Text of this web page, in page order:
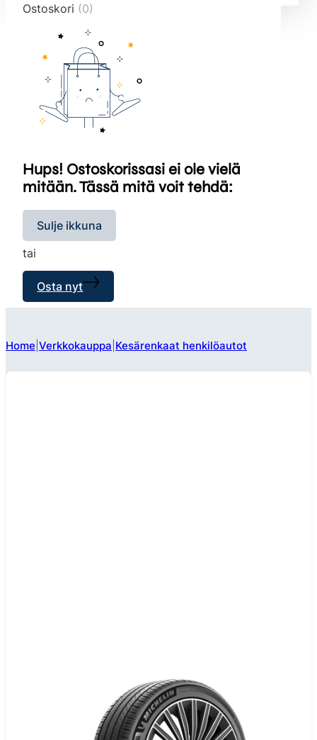
Ostoskori (0)
Hups! Ostoskorissasi ei ole vielä
mitään. Tässä mitä voit tehdä:
Sulje ikkuna
tai
Osta nyt
Home Verkkokauppa Kesärenkaat henkilöautot